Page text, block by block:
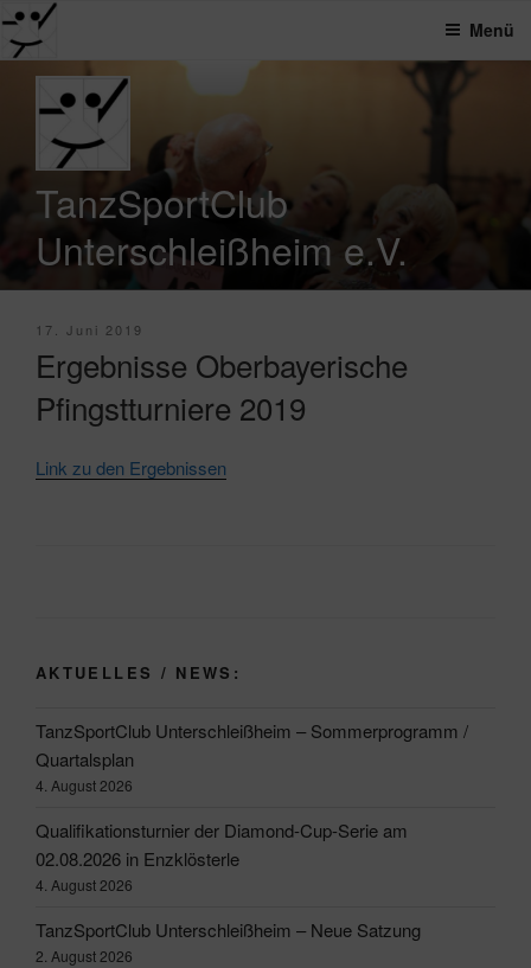
TanzSportClub
Unterschleißheim e.V.
Menü
Veröffentlicht
17. Juni 2019
Ergebnisse Oberbayerische
Pfingstturniere 2019
Link zu den Ergebnissen
AKTUELLES / NEWS:
TanzSportClub Unterschleißheim – Sommerprogramm /
Quartalsplan
4. August 2026
Qualifikationsturnier der Diamond-Cup-Serie am
02.08.2026 in Enzklösterle
4. August 2026
TanzSportClub Unterschleißheim – Neue Satzung
2. August 2026